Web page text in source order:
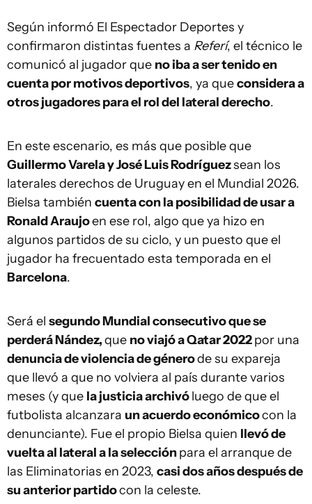
Según informó El Espectador Deportes y
confirmaron distintas fuentes a Referí, el técnico le
comunicó al jugador que no iba a ser tenido en
cuenta por motivos deportivos, ya queconsidera a
otros jugadores para el rol del lateral derecho.
En este escenario, es más que posible que
Guillermo Varela y José Luis Rodríguezsean los
laterales derechos de Uruguay en el Mundial 2026.
Bielsa también cuenta con la posibilidad de usar a
Ronald Araujoen ese rol, algo que ya hizo en
algunos partidos de su ciclo, y un puesto que el
jugador ha frecuentado esta temporada en el
Barcelona.
Será el segundo Mundial consecutivo que se
perderá Nández,que no viajó a Qatar 2022por una
denuncia de violencia de génerode su expareja
que llevó a que no volviera al país durante varios
meses (y que la justicia archivóluego de que el
futbolista alcanzara un acuerdo económicocon la
denunciante). Fue el propio Bielsa quien llevó de
vuelta al lateral a la selecciónpara el arranque de
las Eliminatorias en 2023, casi dos años después de
su anterior partidocon la celeste.